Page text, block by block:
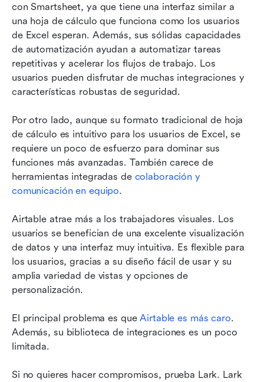
con Smartsheet, ya que tiene una interfaz similar a
una hoja de cálculo que funciona como los usuarios
de Excel esperan. Además, sus sólidas capacidades
de automatización ayudan a automatizar tareas
repetitivas y acelerar los flujos de trabajo. Los
usuarios pueden disfrutar de muchas integraciones y
características robustas de seguridad.
Por otro lado, aunque su formato tradicional de hoja
de cálculo es intuitivo para los usuarios de Excel, se
requiere un poco de esfuerzo para dominar sus
funciones más avanzadas. También carece de
herramientas integradas de colaboración y
comunicación en equipo.
Airtable atrae más a los trabajadores visuales. Los
usuarios se benefician de una excelente visualización
de datos y una interfaz muy intuitiva. Es flexible para
los usuarios, gracias a su diseño fácil de usar y su
amplia variedad de vistas y opciones de
personalización.
El principal problema es que Airtable es más caro.
Además, su biblioteca de integraciones es un poco
limitada.
Si no quieres hacer compromisos, prueba Lark. Lark